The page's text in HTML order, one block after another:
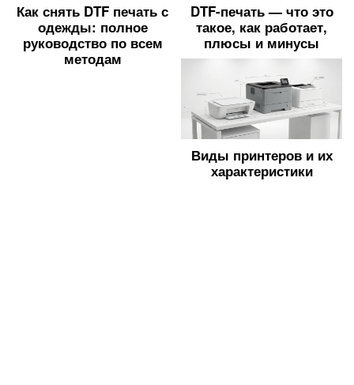
Как снять DTF печать с
одежды: полное
руководство по всем
методам
DTF-печать — что это
такое, как работает,
плюсы и минусы
Виды принтеров и их
характеристики